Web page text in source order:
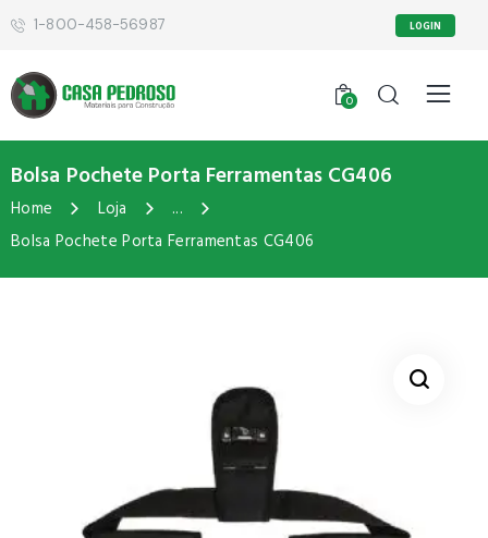
1-800-458-56987 LOGIN
0
Bolsa Pochete Porta Ferramentas CG406
Home Loja
...
Bolsa Pochete Porta Ferramentas CG406